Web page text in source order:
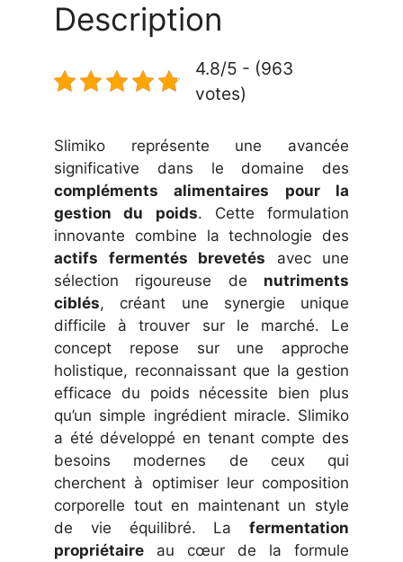
Description
4.8/5 - (963
votes)
Slimiko représente une avancée
significative dans le domaine des
compléments alimentaires pour la
gestion du poids. Cette formulation
innovante combine la technologie des
actifs fermentés brevetés avec une
sélection rigoureuse de nutriments
ciblés, créant une synergie unique
difficile à trouver sur le marché. Le
concept repose sur une approche
holistique, reconnaissant que la gestion
efficace du poids nécessite bien plus
qu’un simple ingrédient miracle. Slimiko
a été développé en tenant compte des
besoins modernes de ceux qui
cherchent à optimiser leur composition
corporelle tout en maintenant un style
de vie équilibré. La fermentation
propriétaire au cœur de la formule